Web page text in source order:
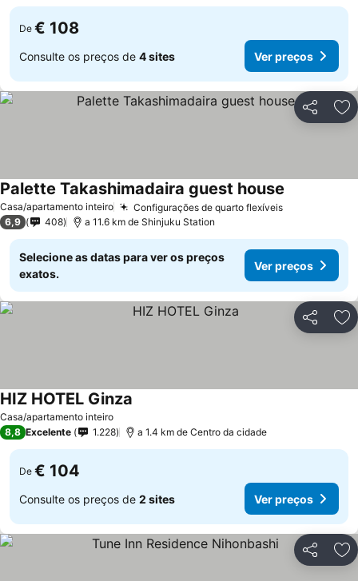
De € 108
Consulte os preços de 4 sites Ver preços
Partilhar
Casa/apartamento inteiro Configurações de quarto flexíveis
Palette Takashimadaira guest house
6,9 408 a 11.6 km de Shinjuku Station
Selecione as datas para ver os preços
exatos.
Ver preços
Partilhar
Casa/apartamento inteiro
HIZ HOTEL Ginza
8,8 Excelente 1.228 a 1.4 km de Centro da cidade
De € 104
Consulte os preços de 2 sites Ver preços
Partilhar